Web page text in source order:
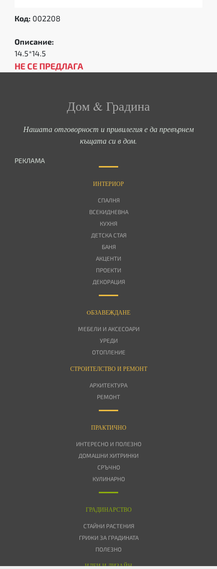
Код: 002208
Описание:
14.5*14.5
НЕ СЕ ПРЕДЛАГА
Дом & Градина
Нашата отговорност и привилегия е да превърнем
къщата си в дом.
РЕКЛАМА
ИНТЕРИОР
СПАЛНЯ
ВСЕКИДНЕВНА
КУХНЯ
ДЕТСКА СТАЯ
БАНЯ
АКЦЕНТИ
ПРОЕКТИ
ДЕКОРАЦИЯ
OБЗАВЕЖДАНЕ
МЕБЕЛИ И АКСЕСОАРИ
УРЕДИ
ОТОПЛЕНИЕ
СТРОИТЕЛСТВО И РЕМОНТ
АРХИТЕКТУРА
РЕМОНТ
ПРАКТИЧНО
ИНТЕРЕСНО И ПОЛЕЗНО
ДОМАШНИ ХИТРИНКИ
СРЪЧНО
КУЛИНАРНО
ГРАДИНАРСТВО
СТАЙНИ РАСТЕНИЯ
ГРИЖИ ЗА ГРАДИНАТА
ПОЛЕЗНО
ИДЕИ И ДИЗАЙН